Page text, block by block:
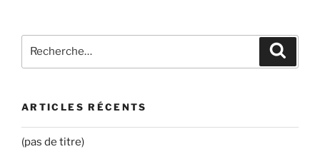
pour
ARTICLES RÉCENTS
(pas de titre)